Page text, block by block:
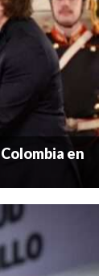
en